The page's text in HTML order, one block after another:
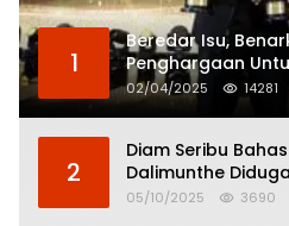
1
Beredar Isu,
Penghargaan
02/04/2025 14281
2
Diam Seribu
Dalimunthe
05/10/2025 3690